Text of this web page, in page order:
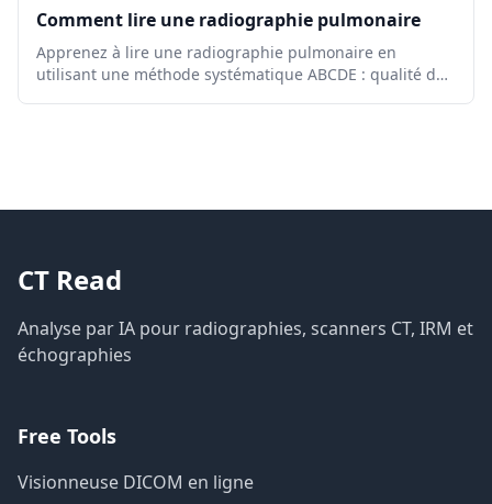
Comment lire une radiographie pulmonaire
Apprenez à lire une radiographie pulmonaire en
utilisant une méthode systématique ABCDE : qualité de
CT Read
Analyse par IA pour radiographies, scanners CT, IRM et
échographies
Free Tools
Visionneuse DICOM en ligne